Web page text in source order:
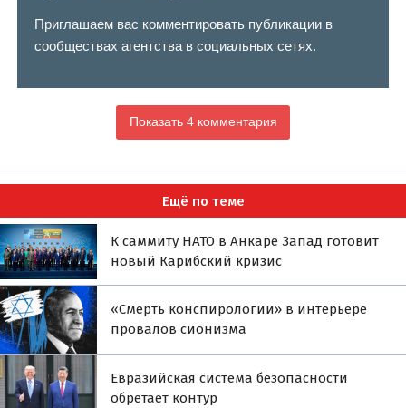
Приглашаем вас комментировать публикации в
сообществах агентства в социальных сетях.
Показать 4 комментария
Ещё по теме
К саммиту НАТО в Анкаре Запад готовит
новый Карибский кризис
«Смерть конспирологии» в интерьере
провалов сионизма
Евразийская система безопасности
обретает контур